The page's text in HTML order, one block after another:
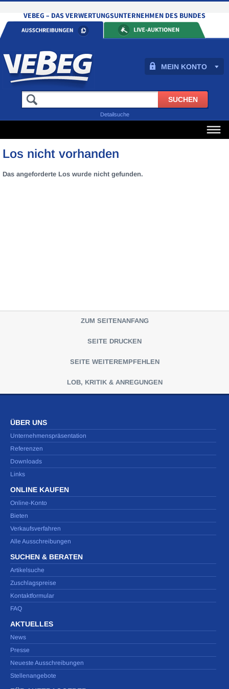
MEIN KONTO
Detailsuche
Los nicht vorhanden
Das angeforderte Los wurde nicht gefunden.
ZUM SEITENANFANG
SEITE DRUCKEN
SEITE WEITEREMPFEHLEN
LOB, KRITIK & ANREGUNGEN
ÜBER UNS
Unternehmenspräsentation
Referenzen
Downloads
Links
ONLINE KAUFEN
Online-Konto
Bieten
Verkaufsverfahren
Alle Ausschreibungen
SUCHEN & BERATEN
Artikelsuche
Zuschlagspreise
Kontaktformular
FAQ
AKTUELLES
News
Presse
Neueste Ausschreibungen
Stellenangebote